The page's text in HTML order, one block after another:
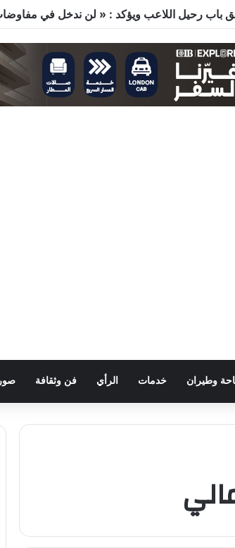
وطيران خدمات الرأي فن وثقافة